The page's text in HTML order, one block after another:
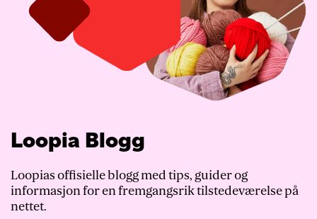
Loopia Blogg
Loopias offisielle blogg med tips, guider og
informasjon for en fremgangsrik tilstedeværelse på
nettet.